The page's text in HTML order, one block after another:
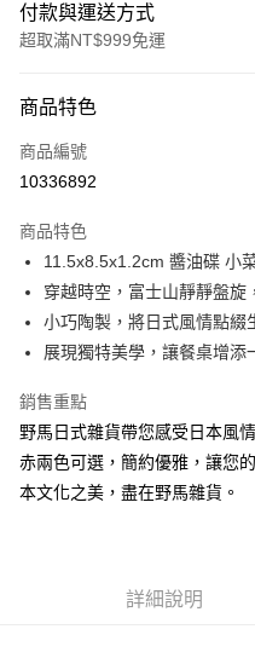
付款與運送方式
超取滿NT$999免運
信用卡一次付款
信用卡分期付款
合作金庫商業銀行
華南商業銀行
上海商業儲蓄銀行
國泰世華商業銀行
臺灣中小企業銀行
聯邦商業銀行
元大商業銀行
台新國際商業銀行
台灣樂天信用卡公司
LINE Pay
Apple Pay
悠遊付
Google Pay
商品特色
商品編號
10336892
商品特色
11.5x8.5x1.2cm 醬油碟 小
穿越時空，富士山靜靜盤旋
小巧陶製，將日式風情點綴
展現獨特美學，讓餐桌增添
銷售重點
野馬日式雜貨帶您感受日本風
赤兩色可選，簡約優雅，讓您
本文化之美，盡在野馬雜貨。
詳細說明